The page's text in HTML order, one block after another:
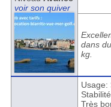
voir son quiver
dans
kg.
Usage:
Très